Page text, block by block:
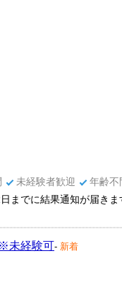
未経験者歓迎
年齢不
までに結果通知が届きま
※未経験可- 新着